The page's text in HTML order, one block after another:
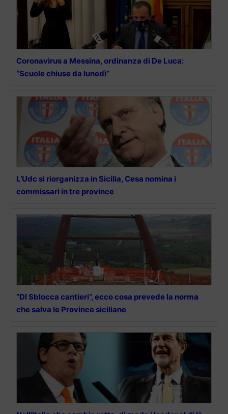
Coronavirus a Messina, ordinanza di De Luca:
“Scuole chiuse da lunedì”
L’Udc si riorganizza in Sicilia, Cesa nomina i
commissari in tre province
“Dl Sblocca cantieri”, ecco cosa prevede la norma
che salva le Province siciliane